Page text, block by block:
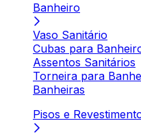
Banheiro
Vaso Sanitário
Cubas para
Assentos Sanitários
Torneira para
Banheiras
Pisos e